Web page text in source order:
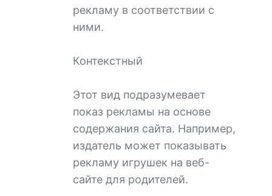
рекламу в соответствии с
ними.
Контекстный
Этот вид подразумевает
показ рекламы на основе
содержания сайта. Например,
издатель может показывать
рекламу игрушек на веб-
сайте для родителей.